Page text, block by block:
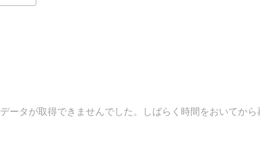
データが取得できませんでした。しばらく時間をおいてから